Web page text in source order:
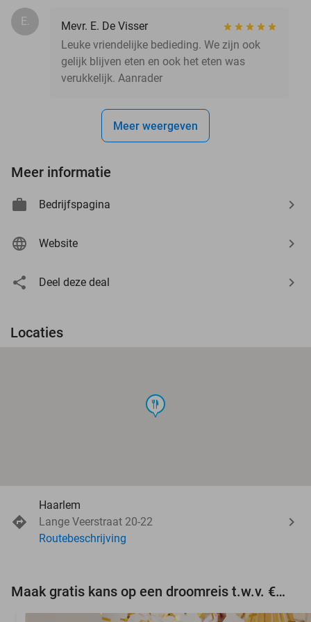
E.
Mevr. E. De Visser
Leuke vriendelijke bedieding. We zijn ook
gelijk blijven eten en ook het eten was
verukkelijk. Aanrader
Meer weergeven
Meer informatie
Bedrijfspagina
Website
Deel deze deal
Locaties
food
Haarlem
Lange Veerstraat 20-22
Routebeschrijving
Maak gratis kans op een droomreis t.w.v. €3.000!